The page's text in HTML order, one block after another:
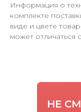
Информация о
комплекте
виде и цвете
может отличаться
НЕ